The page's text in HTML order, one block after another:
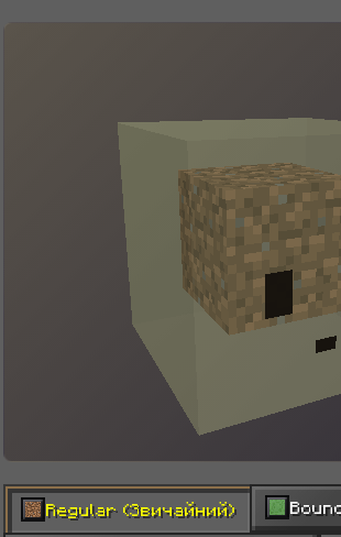
Regular (Звичайний)